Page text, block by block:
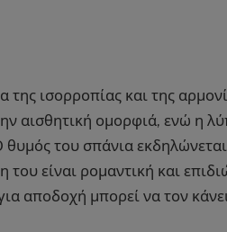
ισορροπίας και της
αισθητική ομορφιά, ενώ η
θυμός του σπάνια
είναι ρομαντική και
αποδοχή μπορεί να τον